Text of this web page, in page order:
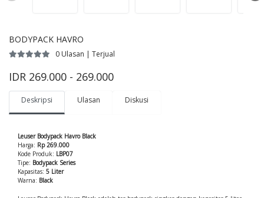
BODYPACK HAVRO
0 Ulasan | Terjual
IDR 269.000 - 269.000
Deskripsi Ulasan Diskusi
Leuser Bodypack Havro Black
Harga: Rp 269.000
Kode Produk: LBP07
Tipe: Bodypack Series
Kapasitas: 5 Liter
Warna: Black